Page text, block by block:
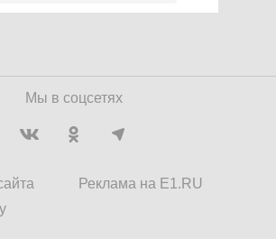
Мы в соцсетях
Реклама на E1.RU